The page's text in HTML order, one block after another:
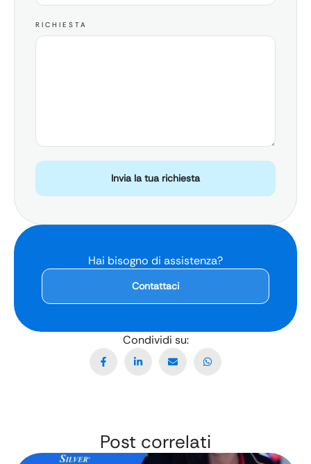
Hai bisogno di assistenza?
Contattaci
Condividi su:
RICHIESTA
Invia la tua richiesta
Post correlati